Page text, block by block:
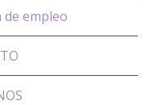
empleo